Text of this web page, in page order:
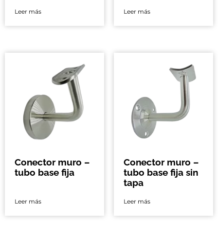
Leer más Leer más
Conector muro –
tubo base fija
Leer más
Conector muro –
tubo base fija sin
tapa
Leer más